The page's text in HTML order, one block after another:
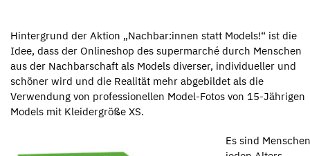
Hintergrund der Aktion „Nachbar:innen statt Models!“ ist die
Idee, dass der Onlineshop des supermarché durch Menschen
aus der Nachbarschaft als Models diverser, individueller und
schöner wird und die Realität mehr abgebildet als die
Verwendung von professionellen Model-Fotos von 15-Jährigen
Models mit Kleidergröße XS.
Es sind Menschen